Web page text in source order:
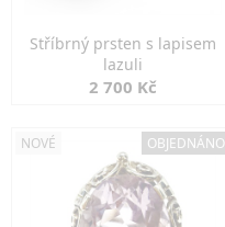
Stříbrný prsten s lapisem
lazuli
2 700 Kč
NOVÉ OBJEDNÁNO